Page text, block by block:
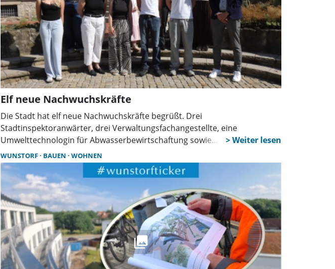
Elf neue Nachwuchskräfte
Die Stadt hat elf neue Nachwuchskräfte begrüßt. Drei
Stadtinspektoranwärter, drei Verwaltungsfachangestellte, eine
Umwelttechnologin für Abwasserbewirtschaftung sowie
Bundesfreiwilligendienstler und Jahrespraktikanten starten in ihre
berufliche Zukunft. Die Bewerberzahlen sind gestiegen.
WUNSTORF BAUEN WOHNEN